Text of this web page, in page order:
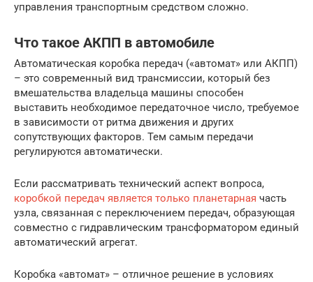
управления транспортным средством сложно.
Что такое АКПП в автомобиле
Автоматическая коробка передач («автомат» или АКПП)
– это современный вид трансмиссии, который без
вмешательства владельца машины способен
выставить необходимое передаточное число, требуемое
в зависимости от ритма движения и других
сопутствующих факторов. Тем самым передачи
регулируются автоматически.
Если рассматривать технический аспект вопроса,
коробкой передач является только планетарная часть
узла, связанная с переключением передач, образующая
совместно с гидравлическим трансформатором единый
автоматический агрегат.
Коробка «автомат» – отличное решение в условиях